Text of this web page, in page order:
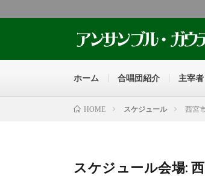
ホーム 合唱団紹介 主宰者
HOME スケジュール 西宮
スケジュール会場: